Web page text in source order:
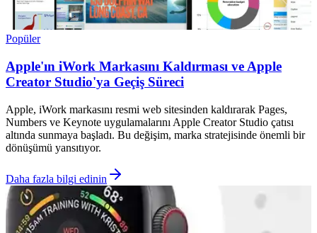
Popüler
Apple'ın iWork Markasını Kaldırması ve Apple
Creator Studio'ya Geçiş Süreci
Apple, iWork markasını resmi web sitesinden kaldırarak Pages,
Numbers ve Keynote uygulamalarını Apple Creator Studio çatısı
altında sunmaya başladı. Bu değişim, marka stratejisinde önemli bir
dönüşümü yansıtıyor.
Daha fazla bilgi edinin